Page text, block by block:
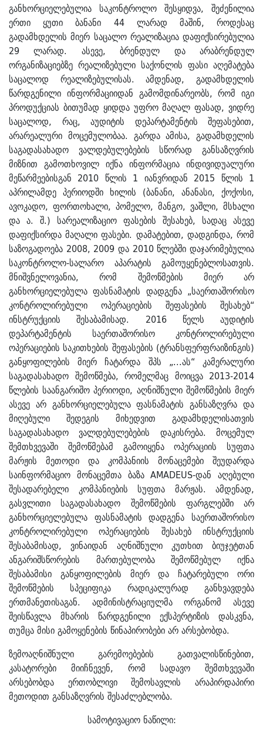
განხორციელებულია საკონტროლო შესყიდვა, შეძენილია
ერთი ყუთი ბანანი 44 ლარად მაშინ, როდესაც
გადამხდელის მიერ საცალო რეალიზაცია დაფიქსირებულია
29 ლარად. ასევე, ბრენდულ და არაბრენდულ
ორგანიზაციებზე რეალიზებული საქონლის ფასი აღემატება
საცალოდ რეალიზებულისას. ამდენად, გადამხდელის
წარდგენილი ინფორმაციიდან გამომდინარეობს, რომ იგი
პროდუქციას ბითუმად ყიდდა უფრო მაღალ ფასად, ვიდრე
საცალოდ, რაც, აუდიტის დეპარტამენტის შეფასებით,
არარეალური მოცემულობაა. გარდა ამისა, გადამხდელის
საგადასახადო ვალდებულებების სწორად განსაზღვრის
მიზნით გამოთხოვილ იქნა ინფორმაცია ინდივიდუალური
მეწარმეებისგან 2010 წლის 1 იანვრიდან 2015 წლის 1
აპრილამდე პერიოდში ხილის (ბანანი, ანანასი, ქოქოსი,
ავოკადო, ფორთოხალი, პომელო, მანგო, ვაშლი, მსხალი
და ა. შ.) სარეალიზაციო ფასების შესახებ, სადაც ასევე
დაფიქსირდა მაღალი ფასები. დამატებით, დადგინდა, რომ
საზოგადოება 2008, 2009 და 2010 წლებში დაჯარიმებულია
საკონტროლო-სალარო აპარატის გამოუყენებლოსათვის.
მნიშვნელოვანია, რომ შემოწმების მიერ არ
განხორციელებულა ფასნამატის დადგენა „საერთაშორისო
კონტროლირებული ოპერაციების შეფასების შესახებ“
ინსტრუქციის შესაბამისად. 2016 წელს აუდიტის
დეპარტამენტის საერთაშორისო კონტროლირებული
ოპერაციების საკითხების შეფასების (ტრანსფერფრაიზინგის)
განყოფილების მიერ ჩატარდა შპს „...ას“ კამერალური
საგადასახადო შემოწმება, რომელმაც მოიცვა 2013-2014
წლების საანგარიშო პერიოდი, აღნიშნული შემოწმების მიერ
ასევე არ განხორციელებულა ფასნამატის განსაზღვრა და
მიღებული შედეგის მიხედვით გადამხდელისათვის
საგადასახადო ვალდებულებების დაკისრება. მოცემულ
შემთხვევაში შემოწმებამ გამოიყენა ოპერაციის სუფთა
მარჟის მეთოდი და კომპანიის მონაცემები შეუდარდა
საინფორმაციო მონაცემთა ბაზა AMADEUS-დან აღებული
შესადარებელი კომპანიების სუფთა მარჟას. ამდენად,
გასვლითი საგადასახადო შემოწმების ფარგლებში არ
განხორციელებულა ფასნამატის დადგენა საერთაშორისო
კონტროლირებული ოპერაციების შესახებ ინსტრუქციის
შესაბამისად, ვინაიდან აღნიშნული კუთხით ბიუჯეტთან
ანგარიშსწორების მართებულობა შემოწმებულ იქნა
შესაბამისი განყოფილების მიერ და ჩატარებული ორი
შემოწმების სპეციფიკა რადიკალურად განხვავდება
ერთმანეთისაგან. ადმინისტრაციულმა ორგანომ ასევე
შეისწავლა მხარის წარდგენილი ექსპერტიზის დასკვნა,
თუმცა მისი გამოყენების წინაპირობები არ არსებობდა.
ზემოაღნიშნული გარემოებების გათვალისწინებით,
კასატორები მიიჩნევენ, რომ სადავო შემთხვევაში
არსებობდა ერთობლივი შემოსავლის არაპირდაპირი
მეთოდით განსაზღვრის შესაძლებლობა.
სამოტივაციო ნაწილი: